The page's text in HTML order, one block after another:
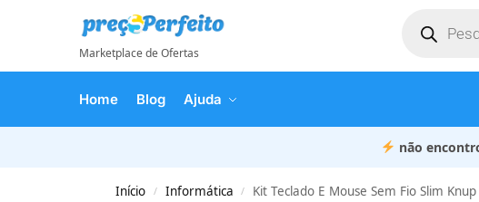
Marketplace de Ofertas
Home Blog Ajuda
não
Início / Informática / Kit Teclado E Mouse Sem Fio Slim